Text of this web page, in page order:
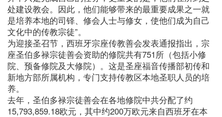
处建设教会。因此，他们能够带来的最重要成果之一就
是培养本地的司铎、修会人士与修女，使他们成为自己
文化中的传教宗徒”。
为迎接圣召节，西班牙宗座传教善会发表通报指出，宗
座圣伯多禄宗徒善会资助的修院共有751所（包括小修
院、预备修院及大修院）。这是圣座福音传播部初传和
新地方部所属机构，专门支持传教区本地圣职人员的培
养。
去年，圣伯多禄宗徒善会在各地修院中共分配了约
15,793,859.18欧元，其中约200万欧元来自西班牙在本